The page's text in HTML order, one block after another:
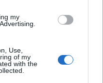
my
Use,
of my
with the
industrial en Málaga